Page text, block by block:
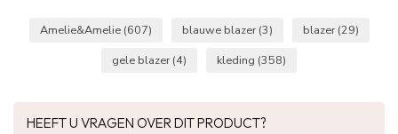
Amelie&Amelie (607) blauwe blazer (3) blazer (29)
gele blazer (4) kleding (358)
HEEFT U VRAGEN OVER DIT PRODUCT?